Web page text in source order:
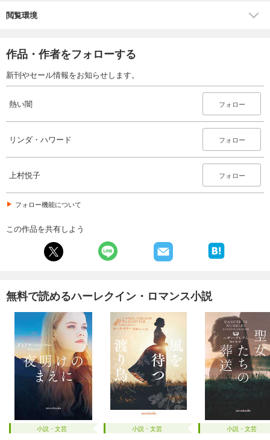
閲覧環境
作品・作者をフォローする
新刊やセール情報をお知らせします。
熱い闇 フォロー
リンダ・ハワード フォロー
上村悦子 フォロー
フォロー機能について
この作品を共有しよう
無料で読めるハーレクイン・ロマンス小説
小説・文芸 小説・文芸 小説・文芸